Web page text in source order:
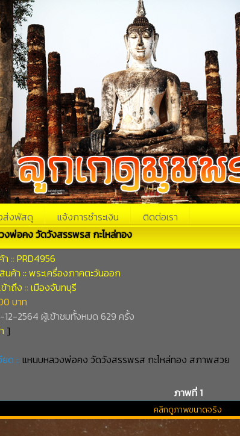
ส่งพัสดุ แจ้งการชำระเงิน ติดต่อเรา
งพ่อคง วัดวังสรรพรส กะไหล่ทอง
:: PRD4956
นค้า :: พระเครื่องภาคตะวันออก
าถึง :: เมืองจันทบุรี
บาท
12-2564 ผู้เข้าชมทั้งหมด 629 ครั้ง
]
ยด :: แหนบหลวงพ่อคง วัดวังสรรพรส กะไหล่ทอง สภาพสวย
ภาพที่ 1
คลิกดูภาพขนาดจริง